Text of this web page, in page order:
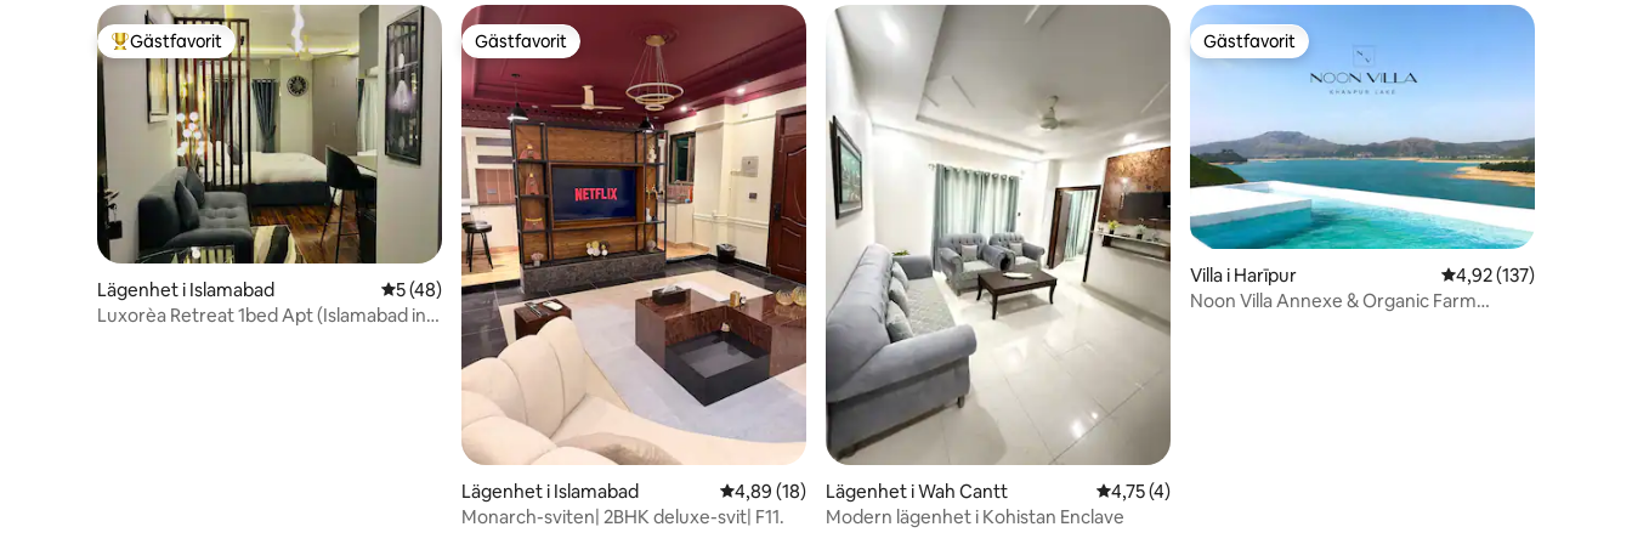
Populär gästfavorit
Gästfavorit
Lägenhet i Islamabad 5 av 5 i genomsnittligt betyg, 48 omdömen
5 (48)
Luxorèa Retreat 1bed Apt (Islamabad int
Gästfavorit
Gästfavorit
Lägenhet i Islamabad 4,89 av 5 i genomsnittligt betyg, 18 omdömen
4,89 (18)
Monarch-sviten| 2BHK deluxe-svit| F11.
Lägenhet i Wah Cantt 4,75 av 5 i genomsnittligt betyg, 4 omdömen
4,75 (4)
Modern lägenhet i Kohistan Enclave
Gästfavorit
Gästfavorit
Villa i Harīpur 4,92 av 5 i
4,92 (137)
Noon Villa Annexe & Organic Farm